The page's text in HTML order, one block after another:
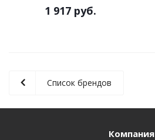
1 917 руб.
Список брендов
Компания